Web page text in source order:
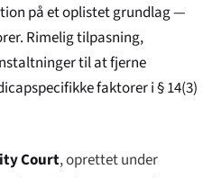
på et oplistet grundlag —
Rimelig tilpasning,
til at fjerne
faktorer i § 14(3)
Court, oprettet under